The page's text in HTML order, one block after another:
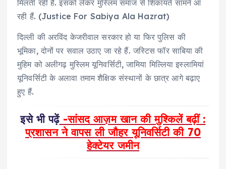
मिलती रही है. इसको लेकर मुस्लिम समाज से शिकायतें सामने आ
रही हैं. (Justice For Sabiya Ala Hazrat)
दिल्ली की अरविंद केजरीवाल सरकार हो या फिर पुलिस की
भूमिका, दोनों पर सवाल उठाए जा रहे हैं. जस्टिस फॉर साबिया की
मुहिम को अलीगढ़ मुस्लिम यूनिवर्सिटी, जामिया मिल्लिया इस्लामियां
यूनिवर्सिटी के अलावा तमाम शैक्षिक संस्थानों के छात्र आगे बढ़ाए
हुए हैं.
इसे भी पढ़ें-सांसद आज़म खान की मुश्किलें बढ़ीं :
प्रशासन ने वापस ली जौहर यूनिवर्सिटी की 70
हेक्टेयर जमीन